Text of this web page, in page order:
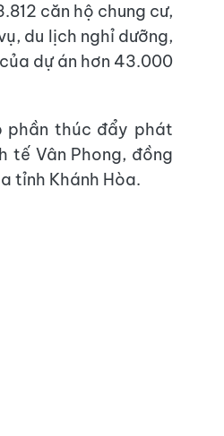
căn hộ chung cư,
du lịch nghỉ dưỡng,
dự án hơn 43.000
phần thúc đẩy phát
tế Vân Phong, đồng
tỉnh Khánh Hòa.